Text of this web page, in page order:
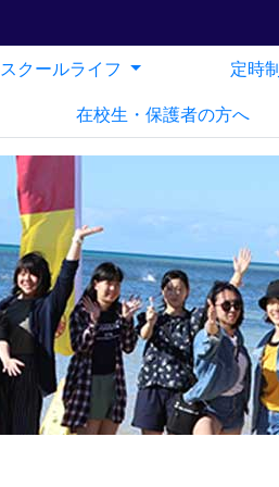
スクールライフ
在校生・保護者の方へ
定時制